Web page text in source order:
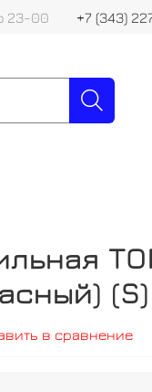
23-00 +7 (343)
(S)
в сравнение